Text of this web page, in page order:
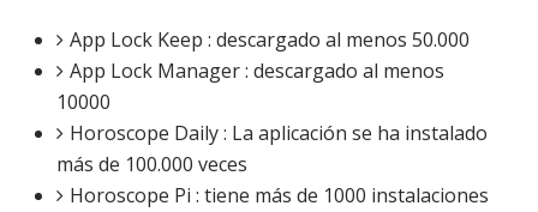
App Lock Keep : descargado al menos 50.000
App Lock Manager : descargado al menos
10000
Horoscope Daily : La aplicación se ha instalado
más de 100.000 veces
Horoscope Pi : tiene más de 1000 instalaciones